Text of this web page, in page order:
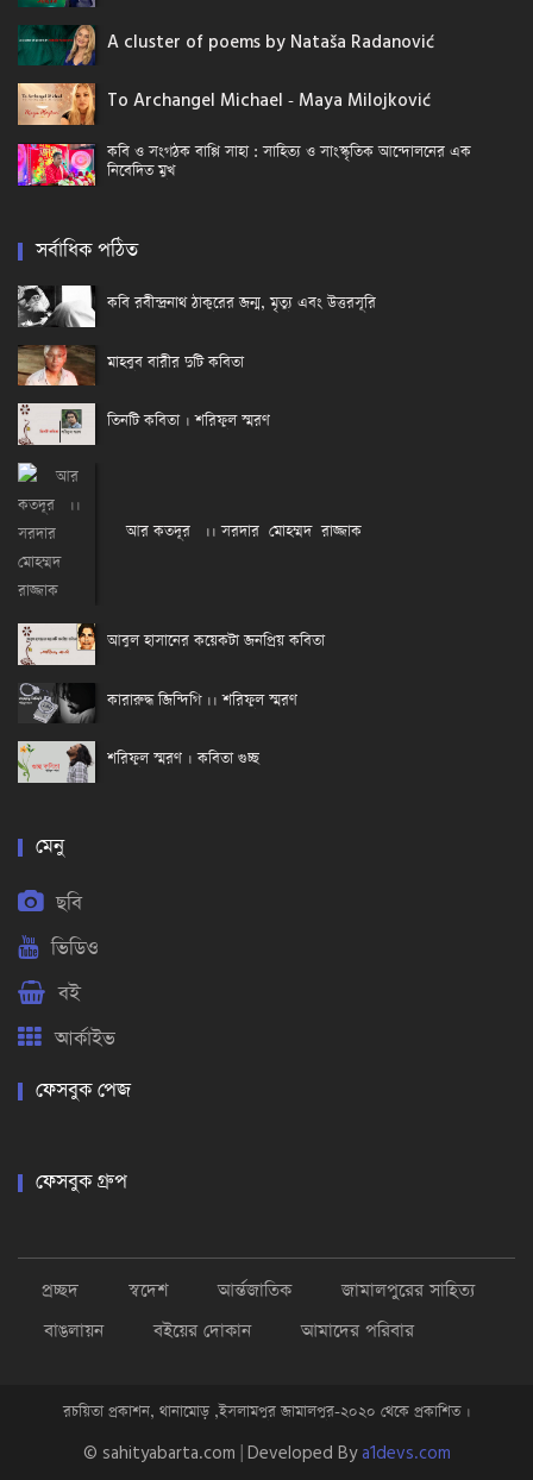
A cluster of poems by Nataša Radanović
To Archangel Michael - Maya Milojković
কবি ও সংগঠক বাপ্পি সাহা : সাহিত্য ও সাংস্কৃতিক আন্দোলনের এক
নিবেদিত মুখ
সর্বাধিক পঠিত
কবি রবীন্দ্রনাথ ঠাকুরের জন্ম, মৃত্যু এবং উত্তরসূরি
মাহবুব বারীর দুটি কবিতা
তিনটি কবিতা । শরিফুল স্মরণ
আর কতদূর ।। সরদার মোহম্মদ রাজ্জাক
আবুল হাসানের কয়েকটা জনপ্রিয় কবিতা
কারারুদ্ধ জিন্দিগি ।। শরিফুল স্মরণ
শরিফুল স্মরণ । কবিতা গুচ্ছ
মেনু
ছবি
ভিডিও
বই
আর্কাইভ
ফেসবুক পেজ
ফেসবুক গ্রুপ
প্রচ্ছদ স্বদেশ আর্ন্তজাতিক
জামালপুরের সাহিত্য
বাঙলায়ন
বইয়ের দোকান আমাদের পরিবার
রচয়িতা প্রকাশন, থানামোড় ,ইসলামপুর জামালপুর-২০২০ থেকে প্রকাশিত ।
© sahityabarta.com | Developed Bya1devs.com